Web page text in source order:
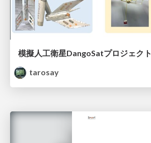
模擬人工衛星DangoSatプロジェクト
tarosay